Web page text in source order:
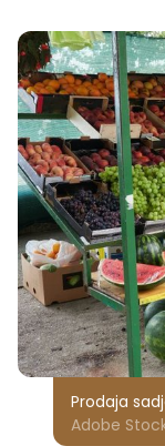
Prodaja
Adobe